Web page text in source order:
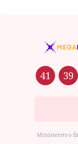
41 39
Ministerstvo